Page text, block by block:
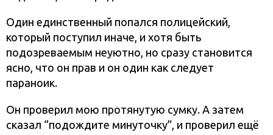
Один единственный попался полицейский,
который поступил иначе, и хотя быть
подозреваемым неуютно, но сразу становится
ясно, что он прав и он один как следует
параноик.
Он проверил мою протянутую сумку. А затем
сказал “подождите минуточку”, и проверил ещё